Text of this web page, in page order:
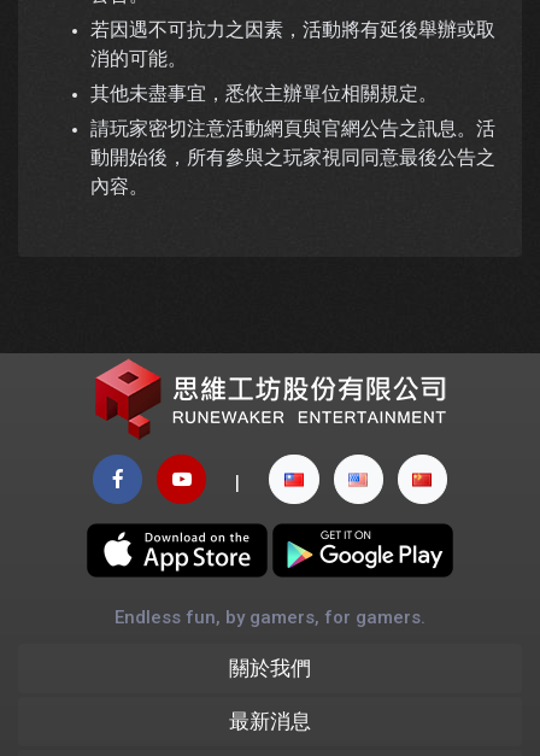
若因遇不可抗力之因素，活動將有延後舉辦或取
消的可能。
其他未盡事宜，悉依主辦單位相關規定。
請玩家密切注意活動網頁與官網公告之訊息。活
動開始後，所有參與之玩家視同同意最後公告之
內容。
|
Endless fun, by gamers, for gamers.
關於我們
最新消息